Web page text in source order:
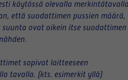
käytössä olevalla merkintätavalla
että suodattimen pussien määrä,
suunta ovat oikein itse suodattimen
sopivat laitteeseen
tavalla. (kts. esimerkit yllä)